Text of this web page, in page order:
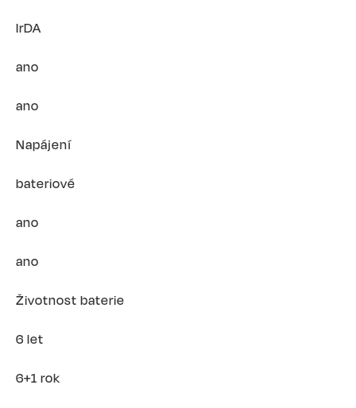
IrDA
ano
ano
Napájení
bateriové
ano
ano
Životnost baterie
6 let
6+1 rok